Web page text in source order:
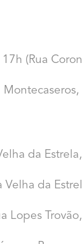
(Rua
Montecaseros,
da
Velha da
Lopes